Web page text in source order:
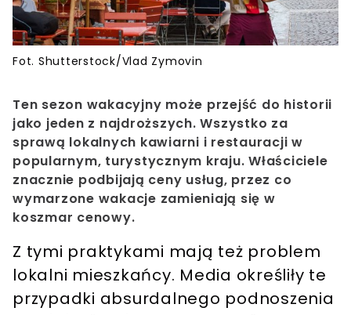
Fot. Shutterstock/Vlad Zymovin
Ten sezon wakacyjny może przejść do historii
jako jeden z najdroższych. Wszystko za
sprawą lokalnych kawiarni i restauracji w
popularnym, turystycznym kraju. Właściciele
znacznie podbijają ceny usług, przez co
wymarzone wakacje zamieniają się w
koszmar cenowy.
Z tymi praktykami mają też problem
lokalni mieszkańcy. Media określiły te
przypadki absurdalnego podnoszenia